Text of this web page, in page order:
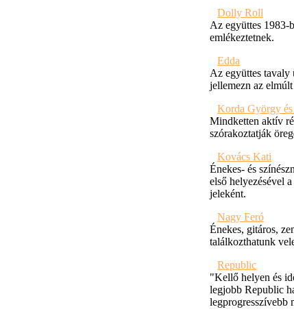
Dolly Roll
Az együttes 1983-
emlékeztetnek.
Edda
Az együttes tavaly
jellemezn az
Korda György
Mindketten aktív
szórakoztatják
Kovács Kati
Énekes- és
első helyezésével
jeleként.
Nagy Feró
Énekes, gitáros,
találkozthatunk
Republic
"Kellő helyen és
legjobb Republic
legprogresszívebb